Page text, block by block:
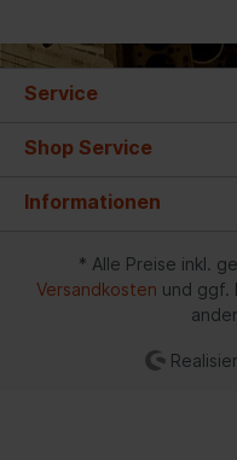
Service
Shop Service
Informationen
* Alle Preise inkl.
Versandkosten und ggf.